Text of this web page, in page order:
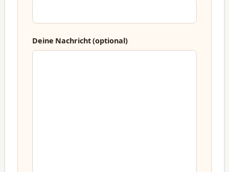
Deine Nachricht (optional)